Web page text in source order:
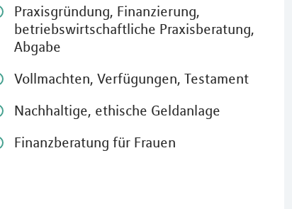
Themen zu treffen. Ich kann
bedenklos weiterempfehlen!
Praxisgründung, Finanzierung,
betriebswirtschaftliche Praxisberatung,
Abgabe
Vollmachten, Verfügungen, Testament
Nachhaltige, ethische Geldanlage
Finanzberatung für Frauen